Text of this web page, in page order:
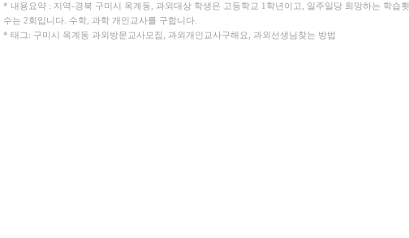
김** 수학 , 이** 수학/과학
유* 과학 , 오** 영어/국어
최** 일본어/일본어회화 , 윤** 수학/영어
* 내용요약 : 지역-경북 구미시 옥계동, 과외대상 학생은 고등학교 1학년이고, 일주일당 희망하는 학습횟
수는 2회입니다. 수학, 과학 개인교사를 구합니다.
* 태그: 구미시 옥계동 과외방문교사모집, 과외개인교사구해요, 과외선생님찾는 방법